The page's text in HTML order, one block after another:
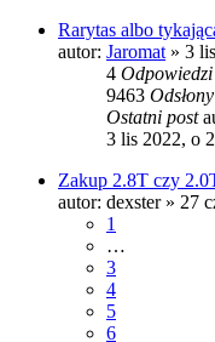
Rarytas albo
autor: Jaromat » 3
4 Odpowiedzi
9463 Odsłony
Ostatni post
3 lis 2022, o
Zakup 2.8T czy
autor: dexster» 27
1
…
3
4
5
6